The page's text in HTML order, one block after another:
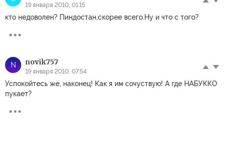
19 января 2010, 01:15
кто недоволен? Пиндостан,скорее всего.Ну и что с того?
N novik757
19 января 2010, 07:54
Успокойтесь же, наконец! Как я им сочуствую! А где НАБУККО
пукает?